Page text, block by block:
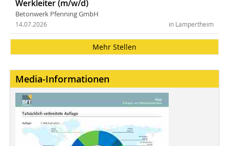
Werkleiter (m/w/d)
Betonwerk Pfenning GmbH
in Lampertheim
14.07.2026
Mehr Stellen
Media-Informationen